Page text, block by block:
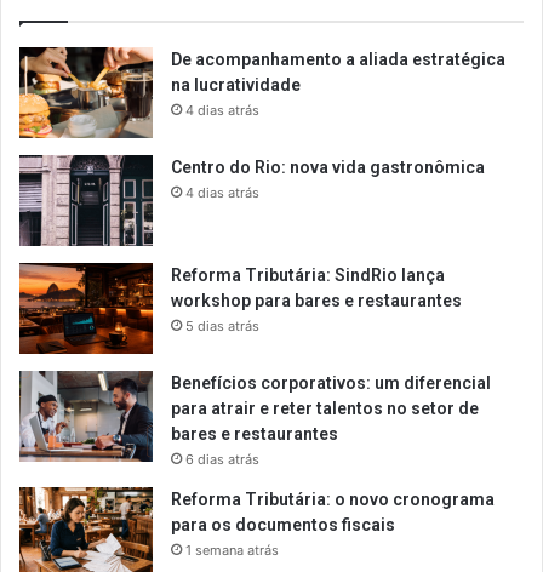
De acompanhamento a aliada estratégica
na lucratividade
4 dias atrás
Centro do Rio: nova vida gastronômica
4 dias atrás
Reforma Tributária: SindRio lança
workshop para bares e restaurantes
5 dias atrás
Benefícios corporativos: um diferencial
para atrair e reter talentos no setor de
bares e restaurantes
6 dias atrás
Reforma Tributária: o novo cronograma
para os documentos fiscais
1 semana atrás